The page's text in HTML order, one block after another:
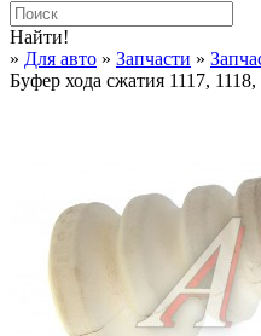
Найти!
» Для авто » Запчасти »
Буфер хода сжатия 1117,